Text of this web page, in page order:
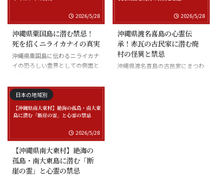
2026/5/28
沖縄県粟国島に潜む禁忌！
死を招くニライカナイの真実
沖縄県粟国島に伝わるニライカナ
イの恐ろしい霊界としての側面と
2026/5/28
沖縄県渡名喜島の心霊伝
承！赤瓦の古民家に潜む廃
村の怪異と禁忌
沖縄県渡名喜島の古民家にまつわ
日本の地域別
2026/5/28
【沖縄県南大東村】絶海の
孤島・南大東島に潜む「断
崖の霊」と心霊の禁忌